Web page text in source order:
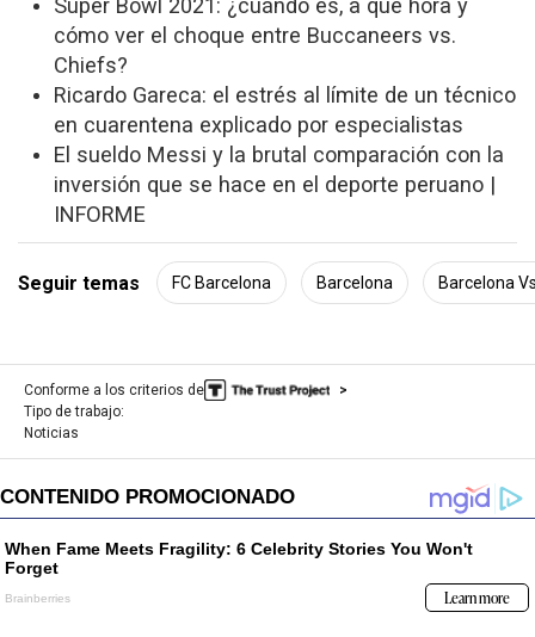
Super Bowl 2021: ¿cuándo es, a qué hora y
cómo ver el choque entre Buccaneers vs.
Chiefs?
Ricardo Gareca: el estrés al límite de un técnico
en cuarentena explicado por especialistas
El sueldo Messi y la brutal comparación con la
inversión que se hace en el deporte peruano |
INFORME
Seguir temas FC Barcelona Barcelona Barcelona
Conforme a los criterios de
Tipo de trabajo:
Noticias